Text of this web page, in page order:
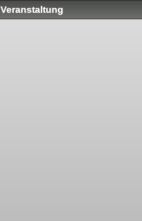
Veranstaltung